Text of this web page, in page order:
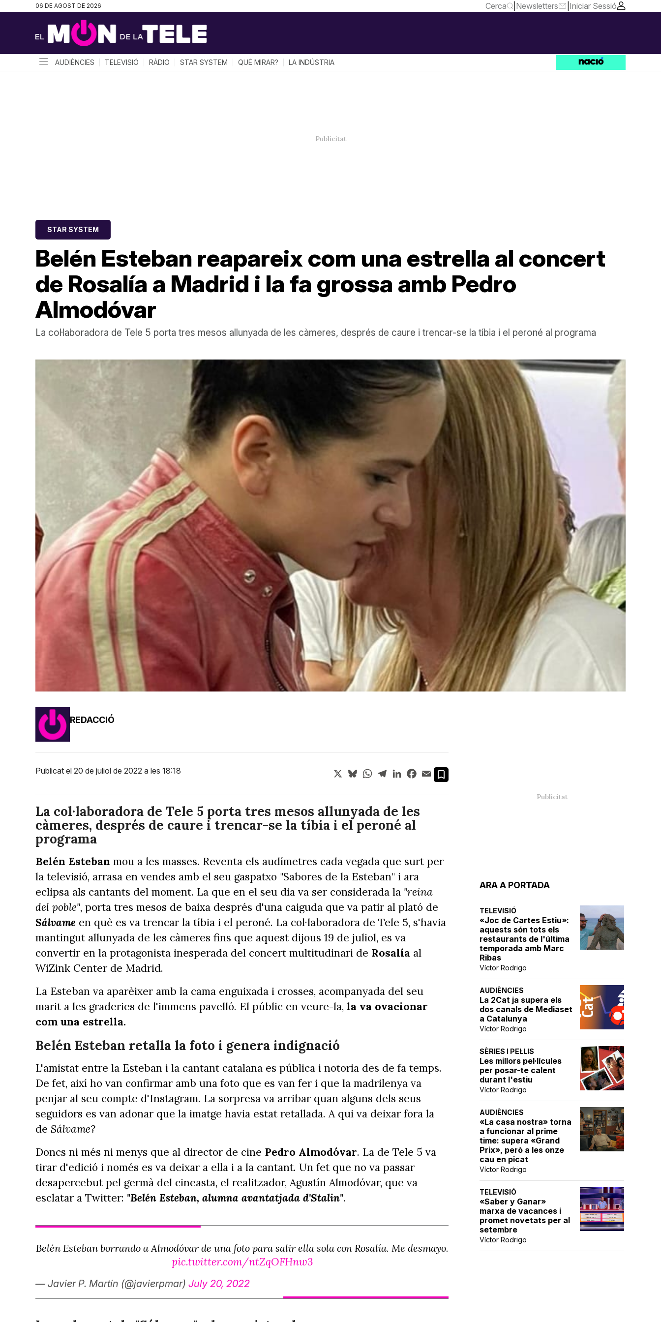
06 DE AGOST DE 2026 Cerca Newsletters Iniciar Sessió
AUDIÈNCIES TELEVISIÓ RÀDIO STAR SYSTEM QUÈ MIRAR? LA INDÚSTRIA
Belén Esteban reapareix com una estrella al concert
de Rosalía a Madrid i la fa grossa amb Pedro
Almodóvar
STAR SYSTEM
La col·laboradora de Tele 5 porta tres mesos allunyada de les càmeres, després de caure i trencar-se la tíbia i el peroné al programa
ARA A PORTADA
TELEVISIÓ
«Joc de Cartes Estiu»:
aquests són tots els
restaurants de l'última
temporada amb Marc
Ribas
Víctor Rodrigo
AUDIÈNCIES
La 2Cat ja supera els
dos canals de Mediaset
a Catalunya
Víctor Rodrigo
SÈRIES I PEL·LIS
Les millors pel·lícules
per posar-te calent
durant l'estiu
Víctor Rodrigo
AUDIÈNCIES
«La casa nostra» torna
a funcionar al prime
time: supera «Grand
Prix», però a les onze
cau en picat
Víctor Rodrigo
TELEVISIÓ
«Saber y Ganar»
marxa de vacances i
promet novetats per al
setembre
Víctor Rodrigo
REDACCIÓ
Publicat el 20 de juliol de 2022 a les 18:18 X BlueskyWhatsApp
TelegramLinkedInFacebook
Email
La col·laboradora de Tele 5 porta tres mesos allunyada de les
càmeres, després de caure i trencar-se la tíbia i el peroné al
programa
Belén Esteban mou a les masses. Reventa els audímetres cada vegada que surt per
la televisió, arrasa en vendes amb el seu gaspatxo "Sabores de la Esteban" i ara
eclipsa als cantants del moment. La que en el seu dia va ser considerada la "reina
del poble", porta tres mesos de baixa després d'una caiguda que va patir al plató de
Sálvame en què es va trencar la tíbia i el peroné. La col·laboradora de Tele 5, s'havia
mantingut allunyada de les càmeres fins que aquest dijous 19 de juliol, es va
convertir en la protagonista inesperada del concert multitudinari de Rosalía al
WiZink Center de Madrid.
La Esteban va aparèixer amb la cama enguixada i crosses, acompanyada del seu
marit a les graderies de l'immens pavelló. El públic en veure-la, la va ovacionar
com una estrella.
Belén Esteban retalla la foto i genera indignació
L'amistat entre la Esteban i la cantant catalana es pública i notoria des de fa temps.
De fet, així ho van confirmar amb una foto que es van fer i que la madrilenya va
penjar al seu compte d'Instagram. La sorpresa va arribar quan alguns dels seus
seguidors es van adonar que la imatge havia estat retallada. A qui va deixar fora la
de Sálvame?
Doncs ni més ni menys que al director de cine Pedro Almodóvar. La de Tele 5 va
tirar d'edició i només es va deixar a ella i a la cantant. Un fet que no va passar
desapercebut pel germà del cineasta, el realitzador, Agustín Almodóvar, que va
esclatar a Twitter: "Belén Esteban, alumna avantatjada d'Stalin".
Belén Esteban borrando a Almodóvar de una foto para salir ella sola con Rosalía. Me desmayo.
pic.twitter.com/ntZqOFHnw3
— Javier P. Martín (@javierpmar) July 20, 2022